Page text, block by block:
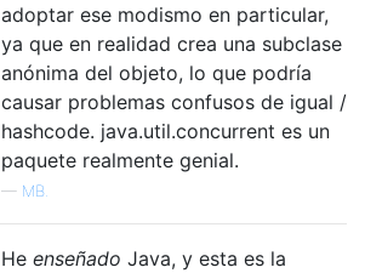
adoptar ese modismo en particular,
ya que en realidad crea una subclase
anónima del objeto, lo que podría
causar problemas confusos de igual /
hashcode. java.util.concurrent es un
paquete realmente genial.
— MB.
He enseñado Java, y esta es la